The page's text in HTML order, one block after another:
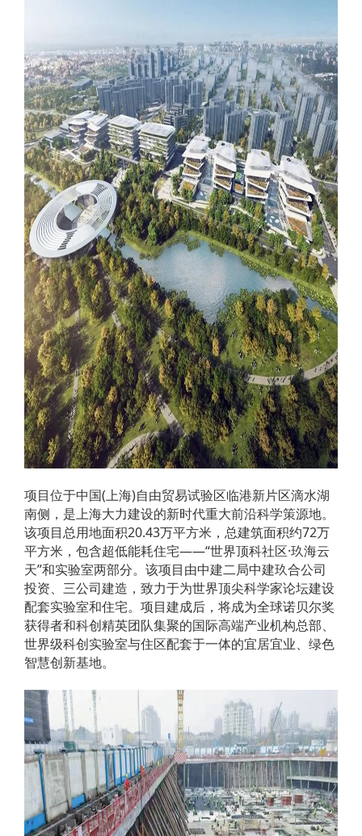
项目位于中国(上海)自由贸易试验区临港新片区滴水湖
南侧，是上海大力建设的新时代重大前沿科学策源地。
该项目总用地面积20.43万平方米，总建筑面积约72万
平方米，包含超低能耗住宅——“世界顶科社区·玖海云
天”和实验室两部分。该项目由中建二局中建玖合公司
投资、三公司建造，致力于为世界顶尖科学家论坛建设
配套实验室和住宅。项目建成后，将成为全球诺贝尔奖
获得者和科创精英团队集聚的国际高端产业机构总部、
世界级科创实验室与住区配套于一体的宜居宜业、绿色
智慧创新基地。